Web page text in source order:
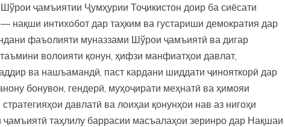
ҷамъиятии Ҷумҳурии Тоҷикистон доир ба сиёсати
нақши интихобот дар таҳким ва густариши демократия дар
фаъолияти муназзами Шўрои ҷамъиятӣ ва дигар
волоияти қонун, ҳифзи манфиатҳои давлат,
ва нашъамандӣ, паст кардани шиддати ҷинояткорӣ дар
бонувон, гендерӣ, муҳоҷирати меҳнатӣ ва ҳимояи
давлатӣ ва лоиҳаи қонунҳои нав аз нигоҳи
таҳлилу баррасии масъалаҳои зеринро дар Нақшаи